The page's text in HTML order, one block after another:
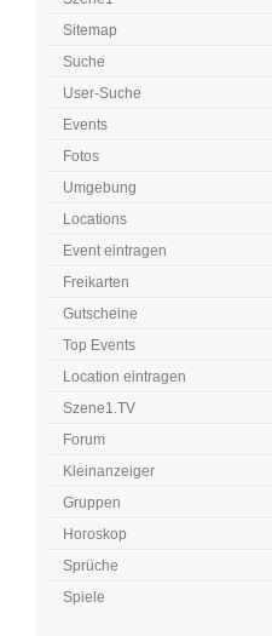
Sitemap
Suche
User-Suche
Events
Fotos
Umgebung
Locations
Event eintragen
Freikarten
Gutscheine
Top Events
Location eintragen
Szene1.TV
Forum
Kleinanzeiger
Gruppen
Horoskop
Sprüche
Spiele